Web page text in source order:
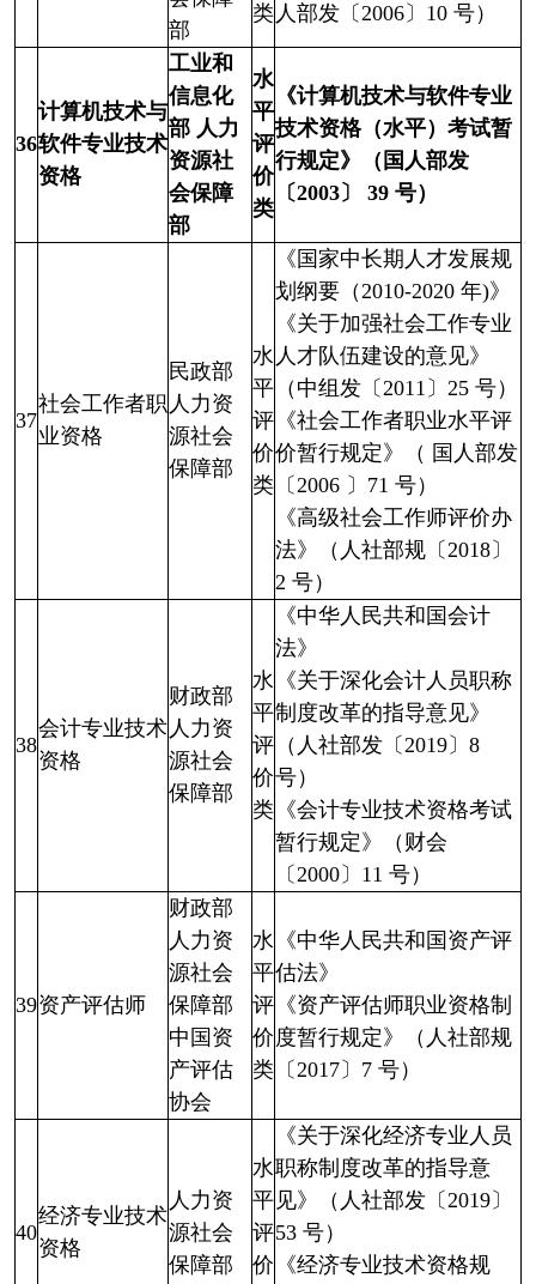
部
类 人部发〔2006〕10 号）
36
计算机技术与
软件专业技术
资格
工业和
信息化
部 人力
资源社
会保障
部
水
平
评
价
类
《计算机技术与软件专业
技术资格（水平）考试暂
行规定》（国人部发
〔2003〕 39 号）
37
社会工作者职
业资格
民政部
人力资
源社会
保障部
水
平
评
价
类
《国家中长期人才发展规
划纲要（2010-2020 年)》
《关于加强社会工作专业
人才队伍建设的意见》
（中组发〔2011〕25 号）
《社会工作者职业水平评
价暂行规定》（ 国人部发
〔2006 〕71 号）
《高级社会工作师评价办
法》（人社部规〔2018〕
2 号）
38
会计专业技术
资格
财政部
人力资
源社会
保障部
水
平
评
价
类
《中华人民共和国会计
法》
《关于深化会计人员职称
制度改革的指导意见》
（人社部发〔2019〕8
号）
《会计专业技术资格考试
暂行规定》（财会
〔2000〕11 号）
39资产评估师
财政部
人力资
源社会
保障部
中国资
产评估
协会
水
平
评
价
类
《中华人民共和国资产评
估法》
《资产评估师职业资格制
度暂行规定》（人社部规
〔2017〕7 号）
40
经济专业技术
资格
人力资
源社会
保障部
水
平
评
价
《关于深化经济专业人员
职称制度改革的指导意
见》（人社部发〔2019〕
53 号）
《经济专业技术资格规